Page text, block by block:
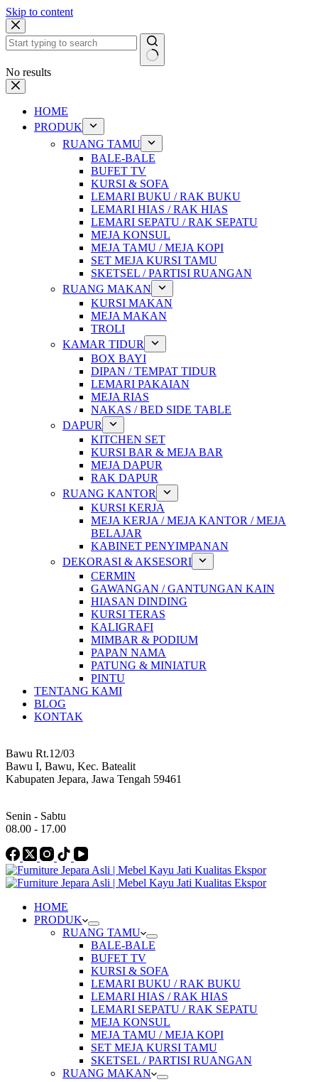
Skip to content
No results
HOME
PRODUK
RUANG TAMU
BALE-BALE
BUFET TV
KURSI & SOFA
LEMARI BUKU / RAK BUKU
LEMARI HIAS / RAK HIAS
LEMARI SEPATU / RAK SEPATU
MEJA KONSUL
MEJA TAMU / MEJA KOPI
SET MEJA KURSI TAMU
SKETSEL / PARTISI RUANGAN
RUANG MAKAN
KURSI MAKAN
MEJA MAKAN
TROLI
KAMAR TIDUR
BOX BAYI
DIPAN / TEMPAT TIDUR
LEMARI PAKAIAN
MEJA RIAS
NAKAS / BED SIDE TABLE
DAPUR
KITCHEN SET
KURSI BAR & MEJA BAR
MEJA DAPUR
RAK DAPUR
RUANG KANTOR
KURSI KERJA
MEJA KERJA / MEJA KANTOR / MEJA
BELAJAR
KABINET PENYIMPANAN
DEKORASI & AKSESORI
CERMIN
GAWANGAN / GANTUNGAN KAIN
HIASAN DINDING
KURSI TERAS
KALIGRAFI
MIMBAR & PODIUM
PAPAN NAMA
PATUNG & MINIATUR
PINTU
TENTANG KAMI
BLOG
KONTAK
Bawu Rt.12/03
Bawu I, Bawu, Kec. Batealit
Kabupaten Jepara, Jawa Tengah 59461
Senin - Sabtu
08.00 - 17.00
HOME
PRODUK
RUANG TAMU
BALE-BALE
BUFET TV
KURSI & SOFA
LEMARI BUKU / RAK BUKU
LEMARI HIAS / RAK HIAS
LEMARI SEPATU / RAK SEPATU
MEJA KONSUL
MEJA TAMU / MEJA KOPI
SET MEJA KURSI TAMU
SKETSEL / PARTISI RUANGAN
RUANG MAKAN